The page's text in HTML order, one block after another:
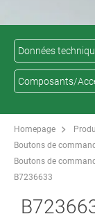
Données
Composants/
Homepage
Boutons de
Boutons de
B7236633